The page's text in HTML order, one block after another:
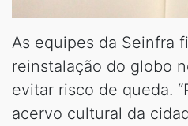
As equipes da Seinfra
reinstalação do globo
evitar risco de queda.
acervo cultural da